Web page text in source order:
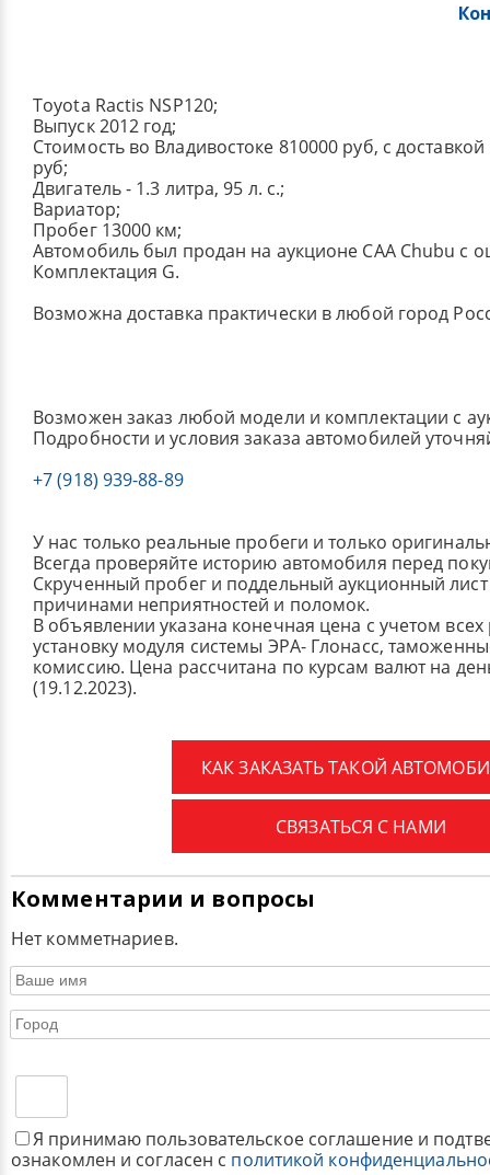
Toyota Ractis NSP120;
Выпуск 2012 год;
Стоимость во Владивостоке 810000 руб, с
руб;
Двигатель - 1.3 литра, 95 л. с.;
Вариатор;
Пробег 13000 км;
Автомобиль был продан на аукционе CAA Chubu с
Комплектация G.
Возможна доставка практически в любой город
Возможен заказ любой модели и комплектации с
Подробности и условия заказа автомобилей
+7 (918) 939-88-89
У нас только реальные пробеги и только
Всегда проверяйте историю автомобиля перед
Скрученный пробег и поддельный аукционный лист
причинами неприятностей и поломок.
В объявлении указана конечная цена с учетом
установку модуля системы ЭРА- Глонасс,
комиссию. Цена рассчитана по курсам валют на
(19.12.2023).
КАК ЗАКАЗАТЬ ТАКОЙ
СВЯЗАТЬСЯ С НАМИ
Комментарии и вопросы
Нет комметнариев.
Я принимаю пользовательское соглашение и
ознакомлен и согласен с политикой